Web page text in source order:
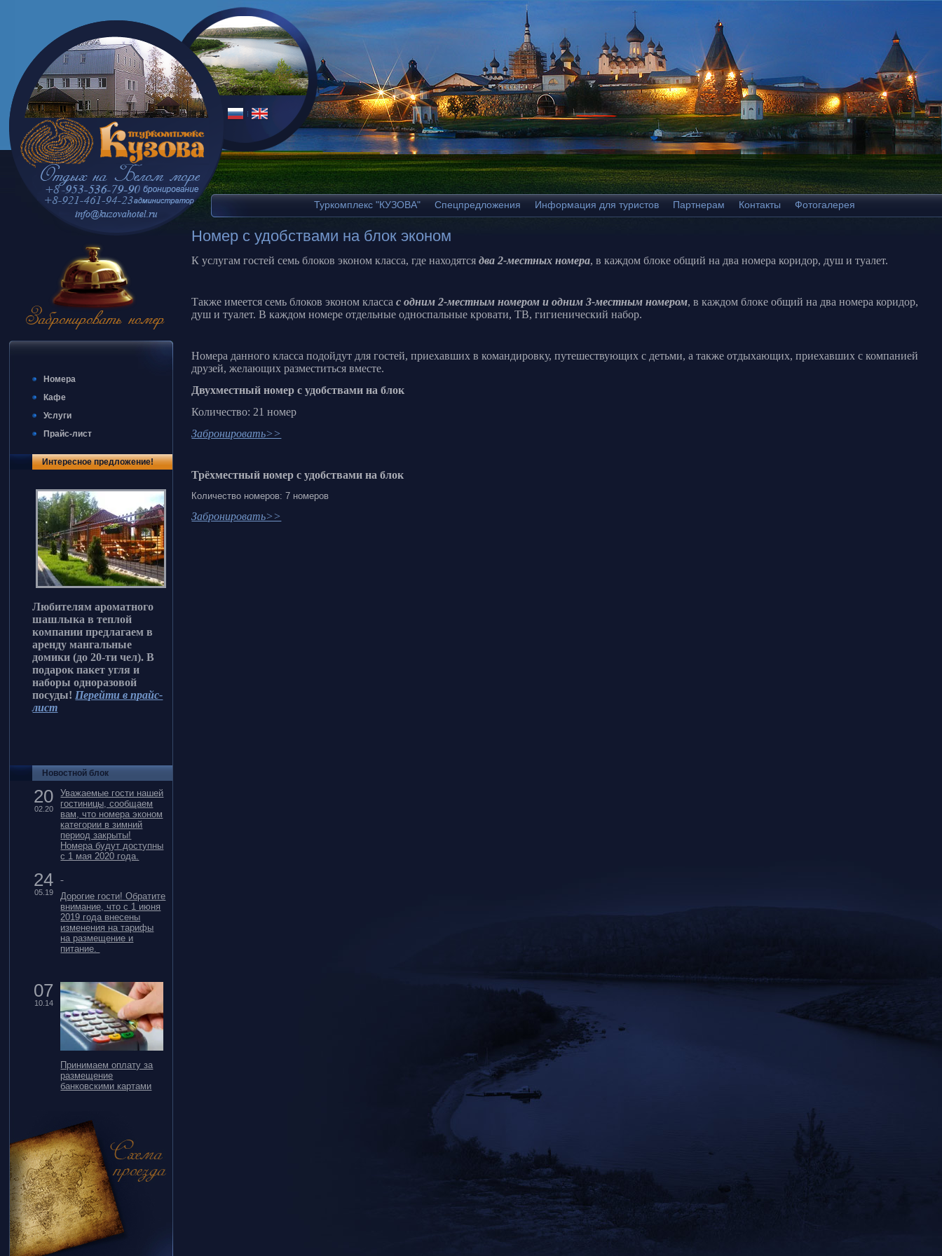
Туркомплекс "КУЗОВА" Спецпредложения Информация для туристов Партнерам Контакты Фотогалерея
Номер с удобствами на блок эконом
К услугам гостей семь блоков эконом класса, где находятсядва 2-местных номера, в каждом блоке общий на два номера коридор, душ и туалет.
Также имеется семь блоков эконом классас одним 2-местным номером и одним 3-местным номером, в каждом блоке общий на два номера коридор,
душ и туалет. В каждом номере отдельные односпальные кровати, ТВ, гигиенический набор.
Номера данного класса подойдут для гостей, приехавших в командировку, путешествующих с детьми, а также отдыхающих, приехавших с компанией
друзей, желающих разместиться вместе.
Двухместный номер с удобствами на блок
Количество: 21 номер
Забронировать>>
Трёхместный номер с удобствами на блок
Количество номеров: 7 номеров
Забронировать>>
Номера
Кафе
Услуги
Прайс-лист
Интересное предложение!
Любителям ароматного
шашлыка в теплой
компании предлагаем в
аренду мангальные
домики (до 20-ти чел).В
подарок пакет угля и
наборы одноразовой
посуды! Перейти в прайс-
лист
Новостной блок
Уважаемые гости нашей
гостиницы, сообщаем
вам, что номера эконом
категории в зимний
период закрыты!
Номера будут доступны
с 1 мая 2020 года.
20
02.20
Дорогие гости! Обратите
внимание, что с 1 июня
2019 года внесены
изменения на тарифы
на размещение и
питание.
24
05.19
Принимаем оплату за
размещение
банковскими картами
07
10.14